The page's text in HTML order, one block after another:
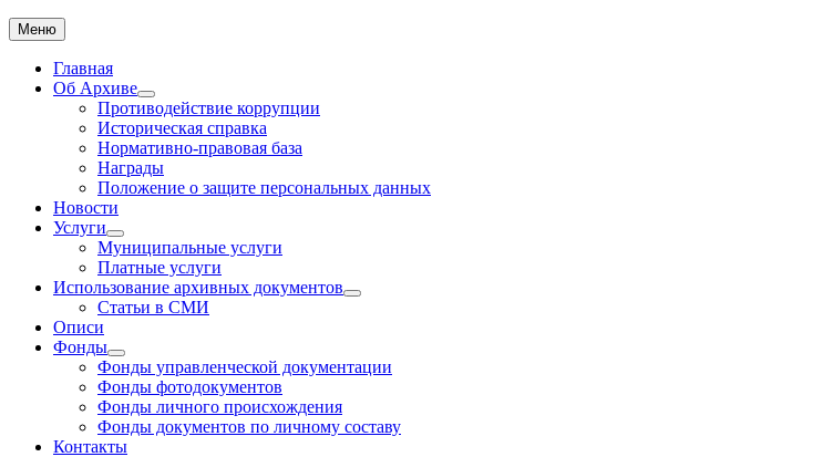
Меню
Главная
Об Архиве
Show
sub
menu
Противодействие коррупции
Историческая справка
Нормативно-правовая база
Награды
Положение о защите персональных данных
Новости
Услуги
Show
sub
menu
Муниципальные услуги
Платные услуги
Использование архивных документов
Show
Статьи в СМИ
Описи
Фонды
Show
sub
menu
Фонды управленческой документации
Фонды фотодокументов
Фонды личного происхождения
Фонды документов по личному составу
Контакты